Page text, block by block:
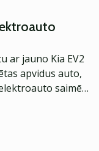
ar jauno Kia EV2
apvidus auto,
saimē